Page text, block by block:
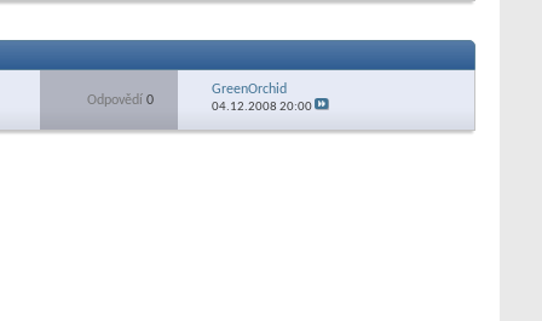
Odpovědí 0
GreenOrchid
04.12.2008 20:00